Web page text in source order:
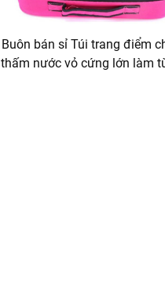
Buôn bán sỉ Túi trang điểm
thấm nước vỏ cứng lớn làm